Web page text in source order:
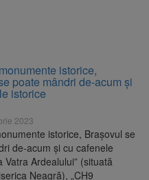
de
a
și
cauțiune în
de
istorice,
poate mândri de-acum şi
istorice
2023
istorice, Braşovul se
de-acum şi cu cafenele
Vatra Ardealului” (situată
Neagră), „CH9